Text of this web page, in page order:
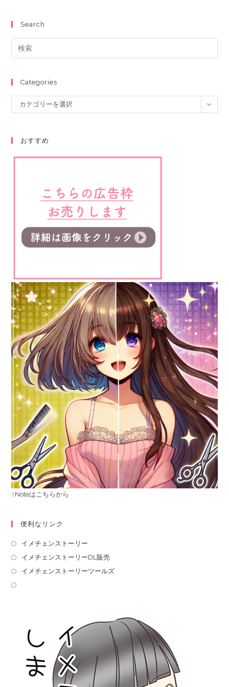
Search
Categories
カテゴリーを選択
おすすめ
↑Noteはこちらから
便利なリンク
イメチェンストーリー
イメチェンストーリーDL販売
イメチェンストーリーツールズ